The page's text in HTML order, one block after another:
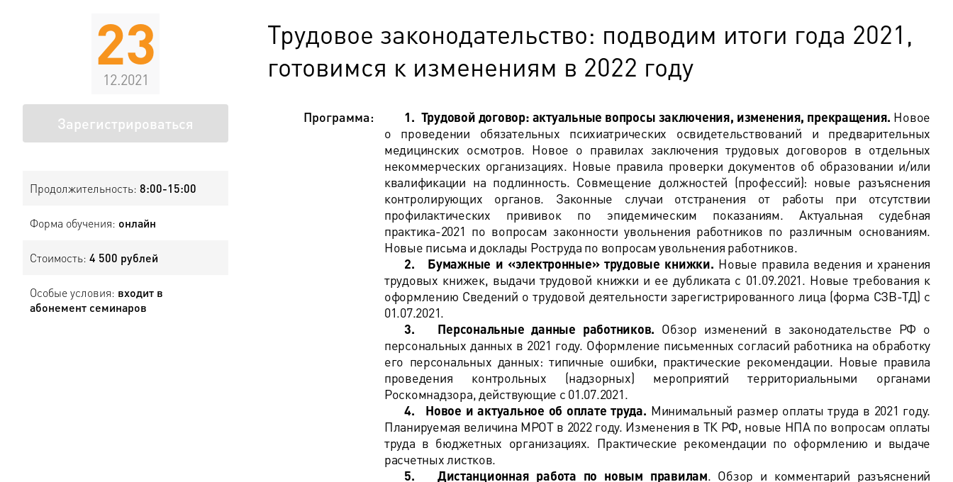
23
12.2021
Зарегистрироваться
Продолжительность: 8:00-15:00
Форма обучения: онлайн
Стоимость: 4 500 рублей
Особые условия: входит в
абонемент семинаров
Трудовое законодательство: подводим итоги года 2021,
готовимся к изменениям в 2022 году
Программа: 1. Трудовой договор: актуальные вопросы заключения, изменения, прекращения. Новое
о проведении обязательных психиатрических освидетельствований и предварительных
медицинских осмотров. Новое о правилах заключения трудовых договоров в отдельных
некоммерческих организациях. Новые правила проверки документов об образовании и/или
квалификации на подлинность. Совмещение должностей (профессий): новые разъяснения
контролирующих органов. Законные случаи отстранения от работы при отсутствии
профилактических прививок
по эпидемическим показаниям. Актуальная судебная
практика-2021 по вопросам законности увольнения работников по различным основаниям.
Новые письма и доклады Роструда по вопросам увольнения работников.
2.
Бумажные и «электронные» трудовые книжки. Новые правила ведения и хранения
трудовых книжек, выдачи трудовой книжки и ее дубликата с 01.09.2021. Новые требования к
оформлению Сведений о трудовой деятельности зарегистрированного лица (форма СЗВ-ТД) с
01.07.2021.
3.
Персональные данные работников. Обзор изменений в законодательстве РФ о
персональных данных в 2021 году. Оформление письменных согласий работника на обработку
его персональных данных: типичные ошибки, практические рекомендации. Новые правила
проведения контрольных (надзорных) мероприятий территориальными органами
Роскомнадзора, действующие с 01.07.2021.
4.
Новое и актуальное об оплате труда. Минимальный размер оплаты труда в 2021 году.
Планируемая величина МРОТ в 2022 году. Изменения в ТК РФ, новые НПА по вопросам оплаты
труда в бюджетных организациях. Практические рекомендации по оформлению и выдаче
расчетных листков.
5.
Дистанционная работа по новым правилам. Обзор и комментарий разъяснений